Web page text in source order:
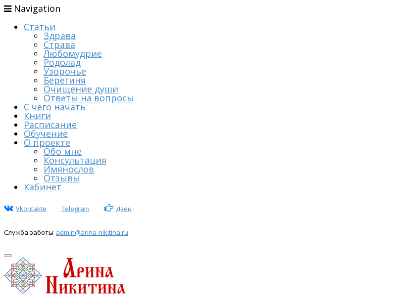
Navigation
Статьи
Здрава
Страва
Любомудрие
Родолад
Узорочье
Берегиня
Очищение души
Ответы на вопросы
С чего начать
Книги
Расписание
Обучение
О проекте
Обо мне
Консультация
Имянослов
Отзывы
Кабинет
Vkontakte Telegram Дзен
Служба заботы admin@arina-nikitina.ru